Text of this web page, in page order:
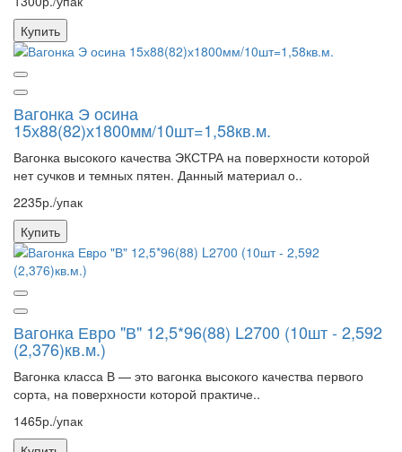
Купить
Вагонка Э осина
15х88(82)х1800мм/10шт=1,58кв.м.
Вагонка высокого качества ЭКСТРА на поверхности которой
нет сучков и темных пятен. Данный материал о..
2235р./упак
Купить
Вагонка Евро "В" 12,5*96(88) L2700 (10шт - 2,592
(2,376)кв.м.)
Вагонка класса В — это вагонка высокого качества первого
сорта, на поверхности которой практиче..
1465р./упак